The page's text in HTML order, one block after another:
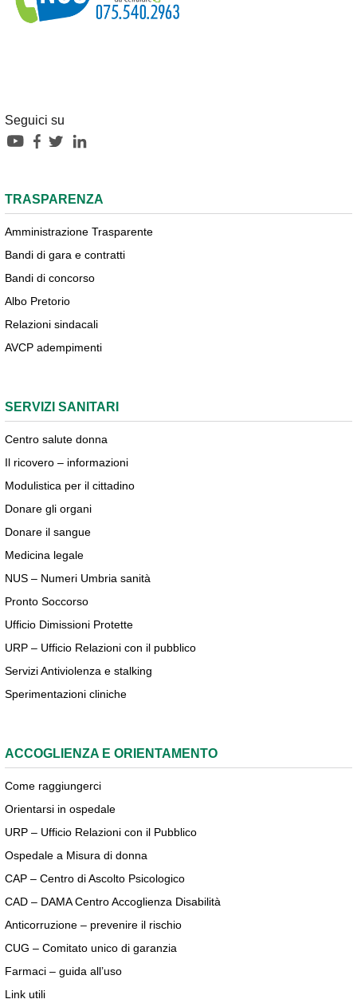
Seguici su
TRASPARENZA
Amministrazione Trasparente
Bandi di gara e contratti
Bandi di concorso
Albo Pretorio
Relazioni sindacali
AVCP adempimenti
SERVIZI SANITARI
Centro salute donna
Il ricovero – informazioni
Modulistica per il cittadino
Donare gli organi
Donare il sangue
Medicina legale
NUS – Numeri Umbria sanità
Pronto Soccorso
Ufficio Dimissioni Protette
URP – Ufficio Relazioni con il pubblico
Servizi Antiviolenza e stalking
Sperimentazioni cliniche
ACCOGLIENZA E ORIENTAMENTO
Come raggiungerci
Orientarsi in ospedale
URP – Ufficio Relazioni con il Pubblico
Ospedale a Misura di donna
CAP – Centro di Ascolto Psicologico
CAD – DAMA Centro Accoglienza Disabilità
Anticorruzione – prevenire il rischio
CUG – Comitato unico di garanzia
Farmaci – guida all’uso
Link utili